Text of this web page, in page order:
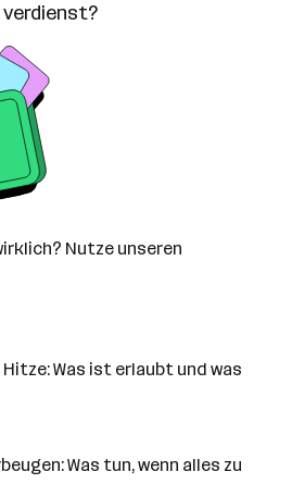
verdienst?
Nutze unseren
Was ist erlaubt und was
Was tun, wenn alles zu